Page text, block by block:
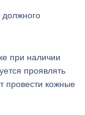
при наличии
проявлять
провести кожные